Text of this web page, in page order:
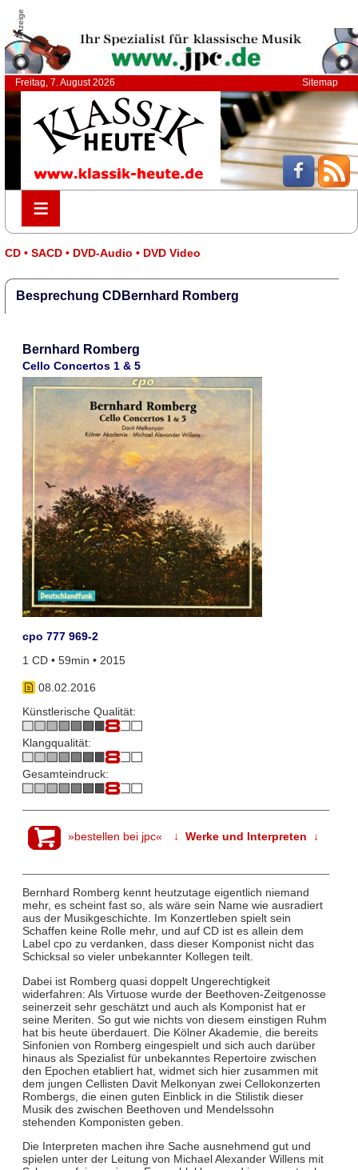
Anzeige
Freitag, 7. August 2026 Sitemap
≡
≡
CD • SACD • DVD-Audio • DVD Video
Besprechung CDBernhard Romberg
Bernhard Romberg
Cello Concertos 1 & 5
cpo 777 969-2
1 CD • 59min • 2015
08.02.2016
Künstlerische Qualität:
Klangqualität:
Gesamteindruck:
»bestellen bei jpc« ↓ Werke und Interpreten ↓
Bernhard Romberg kennt heutzutage eigentlich niemand
mehr, es scheint fast so, als wäre sein Name wie ausradiert
aus der Musikgeschichte. Im Konzertleben spielt sein
Schaffen keine Rolle mehr, und auf CD ist es allein dem
Label cpo zu verdanken, dass dieser Komponist nicht das
Schicksal so vieler unbekannter Kollegen teilt.
Dabei ist Romberg quasi doppelt Ungerechtigkeit
widerfahren: Als Virtuose wurde der Beethoven-Zeitgenosse
seinerzeit sehr geschätzt und auch als Komponist hat er
seine Meriten. So gut wie nichts von diesem einstigen Ruhm
hat bis heute überdauert. Die Kölner Akademie, die bereits
Sinfonien von Romberg eingespielt und sich auch darüber
hinaus als Spezialist für unbekanntes Repertoire zwischen
den Epochen etabliert hat, widmet sich hier zusammen mit
dem jungen Cellisten Davit Melkonyan zwei Cellokonzerten
Rombergs, die einen guten Einblick in die Stilistik dieser
Musik des zwischen Beethoven und Mendelssohn
stehenden Komponisten geben.
Die Interpreten machen ihre Sache ausnehmend gut und
spielen unter der Leitung von Michael Alexander Willens mit